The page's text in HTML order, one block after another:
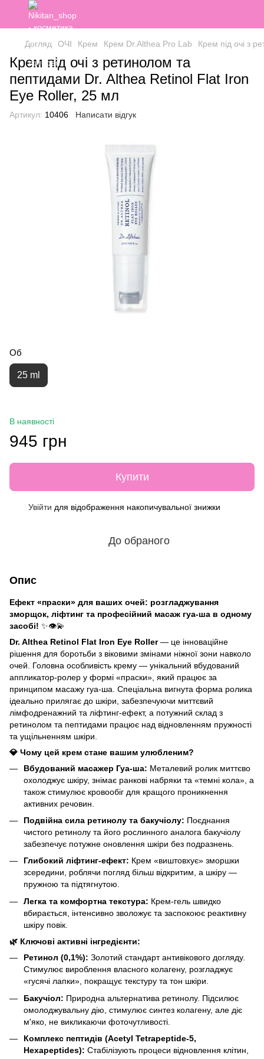
Догляд ОЧІ Крем Крем Dr.Althea Pro Lab Крем під очі з
Крем під очі з ретинолом та
пептидами Dr. Althea Retinol Flat Iron
Eye Roller, 25 мл
Артикул: 10406 Написати відгук
Об
25 ml
В наявності
945 грн
Купити
Увійти для відображення накопичувальної знижки
До обраного
Опис
Ефект «праски» для ваших очей: розгладжування
зморщок, ліфтинг та професійний масаж гуа-ша в одному
засобі! ✨👁️💫
Dr. Althea Retinol Flat Iron Eye Roller— це інноваційне
рішення для боротьби з віковими змінами ніжної зони навколо
очей. Головна особливість крему — унікальний вбудований
аппликатор-ролер у формі «праски», який працює за
принципом масажу гуа-ша. Спеціальна вигнута форма ролика
ідеально прилягає до шкіри, забезпечуючи миттєвий
лімфодренажний та ліфтинг-ефект, а потужний склад з
ретинолом та пептидами працює над відновленням пружності
та ущільненням шкіри.
💎 Чому цей крем стане вашим улюбленим?
Вбудований масажер Гуа-ша: Металевий ролик миттєво
охолоджує шкіру, знімає ранкові набряки та «темні кола», а
також стимулює кровообіг для кращого проникнення
активних речовин.
Подвійна сила ретинолу та бакучіолу: Поєднання
чистого ретинолу та його рослинного аналога бакучіолу
забезпечує потужне оновлення шкіри без подразнень.
Глибокий ліфтинг-ефект: Крем «виштовхує» зморшки
зсередини, роблячи погляд більш відкритим, а шкіру —
пружною та підтягнутою.
Легка та комфортна текстура: Крем-гель швидко
вбирається, інтенсивно зволожує та заспокоює реактивну
шкіру повік.
🌿 Ключові активні інгредієнти:
Ретинол (0,1%): Золотий стандарт антивікового догляду.
Стимулює вироблення власного колагену, розгладжує
«гусячі лапки», покращує текстуру та тон шкіри.
Бакучіол: Природна альтернатива ретинолу. Підсилює
омолоджувальну дію, стимулює синтез колагену, але діє
м'яко, не викликаючи фоточутливості.
Комплекс пептидів (Acetyl Tetrapeptide-5,
Hexapeptides): Стабілізують процеси відновлення клітин,